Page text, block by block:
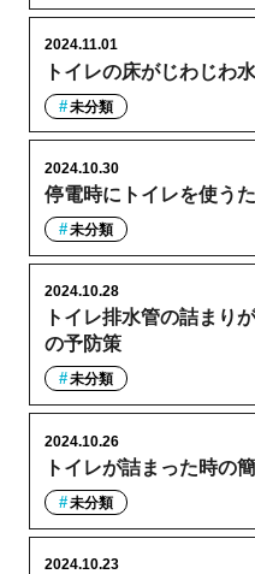
トイレの床がじわじわ
2024.11.01
未分類
停電時にトイレを使う
2024.10.30
未分類
トイレ排水管の詰まり
の予防策
2024.10.28
未分類
トイレが詰まった時の
2024.10.26
未分類
2024.10.23